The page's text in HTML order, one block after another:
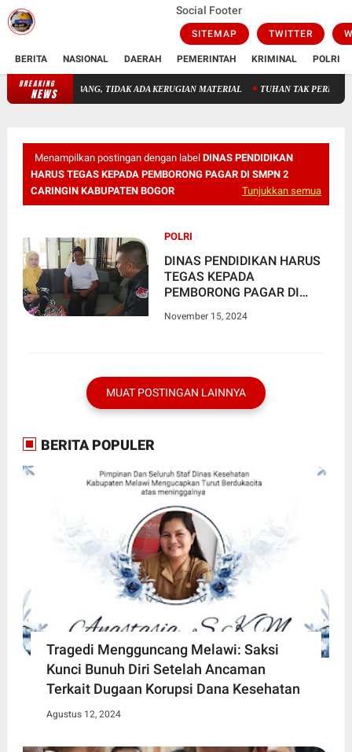
Social Footer
SITEMAP TWITTER
BERITA NASIONAL DAERAH PEMERINTAH KRIMINAL POLRI
BREAKING
NEWS DAMKAR SIGAP PADAMKAN API DI STADION AIR BANG, TIDAK
Menampilkan postingan dengan label DINAS PENDIDIKAN
HARUS TEGAS KEPADA PEMBORONG PAGAR DI SMPN 2
CARINGIN KABUPATEN BOGOR
Tunjukkan semua
POLRI
DINAS PENDIDIKAN HARUS
TEGAS KEPADA
PEMBORONG PAGAR DI
KABUPATEN BOGOR
November 15, 2024
MUAT POSTINGAN LAINNYA
BERITA POPULER
Tragedi Mengguncang Melawi: Saksi
Kunci Bunuh Diri Setelah Ancaman
Terkait Dugaan Korupsi Dana Kesehatan
Agustus 12, 2024